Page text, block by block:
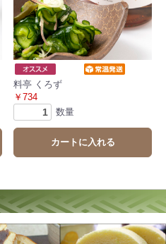
料亭 くろず
￥734
数量
カートに入れる